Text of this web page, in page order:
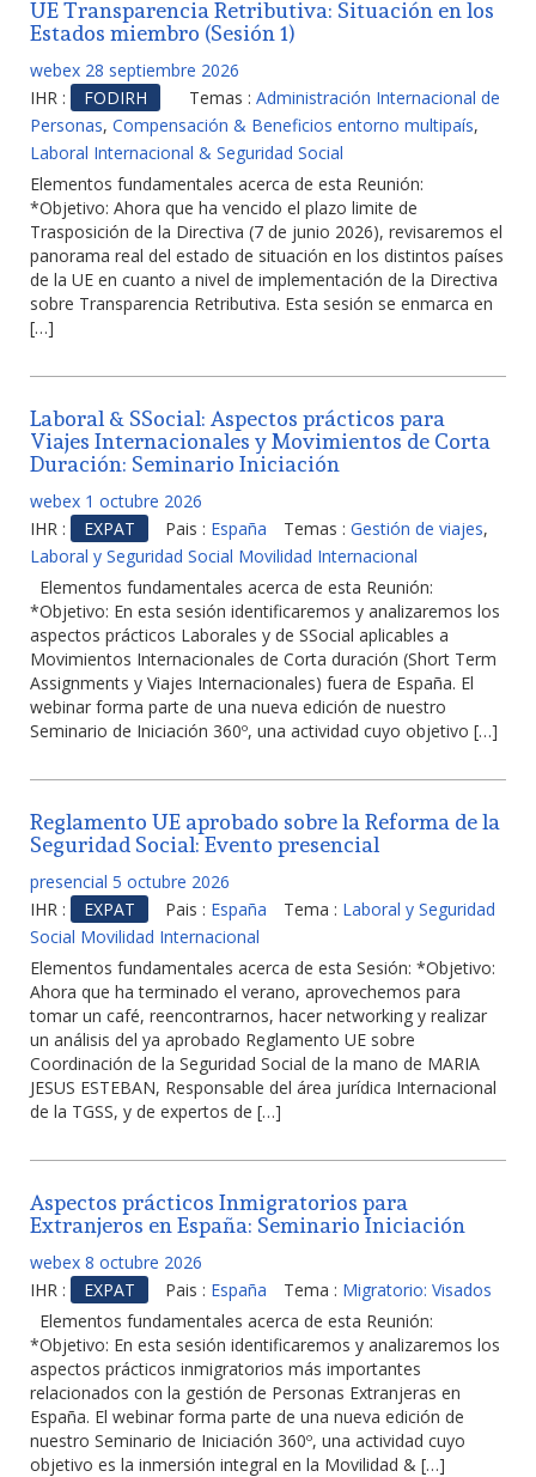
UE Transparencia Retributiva: Situación en los
Estados miembro (Sesión 1)
webex 28 septiembre 2026
IHR :
FODIRH Temas : Administración Internacional de
Personas, Compensación & Beneficios entorno multipaís,
Laboral Internacional & Seguridad Social
Elementos fundamentales acerca de esta Reunión:
*Objetivo: Ahora que ha vencido el plazo limite de
Trasposición de la Directiva (7 de junio 2026), revisaremos el
panorama real del estado de situación en los distintos países
de la UE en cuanto a nivel de implementación de la Directiva
sobre Transparencia Retributiva. Esta sesión se enmarca en
[…]
Laboral & SSocial: Aspectos prácticos para
Viajes Internacionales y Movimientos de Corta
Duración: Seminario Iniciación
webex 1 octubre 2026
IHR :
EXPAT Pais : España Temas : Gestión de viajes,
Laboral y Seguridad Social Movilidad Internacional
Elementos fundamentales acerca de esta Reunión:
*Objetivo: En esta sesión identificaremos y analizaremos los
aspectos prácticos Laborales y de SSocial aplicables a
Movimientos Internacionales de Corta duración (Short Term
Assignments y Viajes Internacionales) fuera de España. El
webinar forma parte de una nueva edición de nuestro
Seminario de Iniciación 360º, una actividad cuyo objetivo […]
Reglamento UE aprobado sobre la Reforma de la
Seguridad Social: Evento presencial
presencial 5 octubre 2026
IHR :
EXPAT Pais : España Tema : Laboral y Seguridad
Social Movilidad Internacional
Elementos fundamentales acerca de esta Sesión: *Objetivo:
Ahora que ha terminado el verano, aprovechemos para
tomar un café, reencontrarnos, hacer networking y realizar
un análisis del ya aprobado Reglamento UE sobre
Coordinación de la Seguridad Social de la mano de MARIA
JESUS ESTEBAN, Responsable del área jurídica Internacional
de la TGSS, y de expertos de […]
Aspectos prácticos Inmigratorios para
Extranjeros en España: Seminario Iniciación
webex 8 octubre 2026
IHR :
EXPAT Pais : España Tema : Migratorio: Visados
Elementos fundamentales acerca de esta Reunión:
*Objetivo: En esta sesión identificaremos y analizaremos los
aspectos prácticos inmigratorios más importantes
relacionados con la gestión de Personas Extranjeras en
España. El webinar forma parte de una nueva edición de
nuestro Seminario de Iniciación 360º, una actividad cuyo
objetivo es la inmersión integral en la Movilidad & […]